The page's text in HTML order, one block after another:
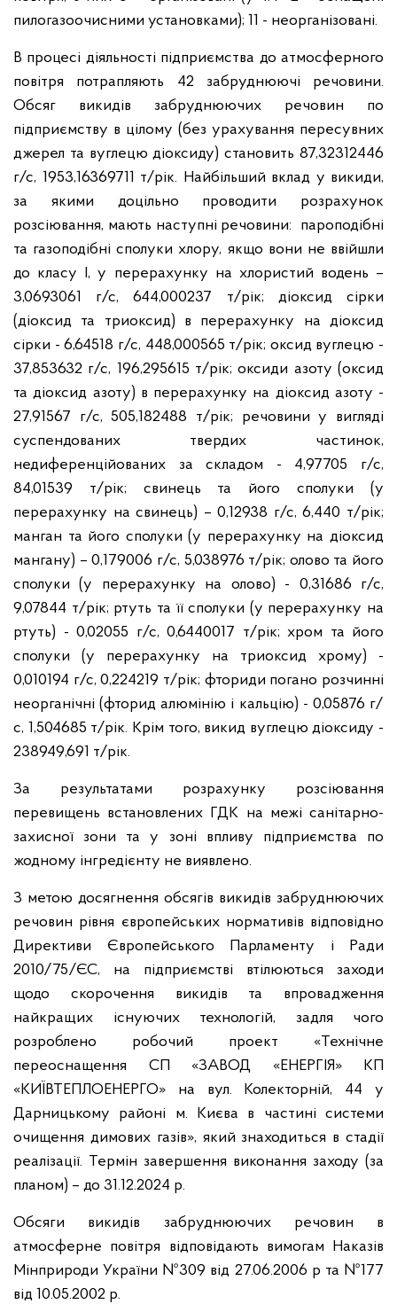
пилогазоочисними установками); 11 - неорганізовані.
В процесі діяльності підприємства до атмосферного
повітря потрапляють 42 забруднюючі речовини.
Обсяг викидів забруднюючих речовин по
підприємству в цілому (без урахування пересувних
джерел та вуглецю діоксиду) становить 87,32312446
г/с, 1953,16369711 т/рік. Найбільший вклад у викиди,
за якими доцільно проводити розрахунок
розсіювання, мають наступні речовини: пароподібні
та газоподібні сполуки хлору, якщо вони не ввійшли
до класу І, у перерахунку на хлористий водень –
3,0693061 г/с, 644,000237 т/рік; діоксид сірки
(діоксид та триоксид) в перерахунку на діоксид
сірки - 6,64518 г/с, 448,000565 т/рік; оксид вуглецю -
37,853632 г/с, 196,295615 т/рік; оксиди азоту (оксид
та діоксид азоту) в перерахунку на діоксид азоту -
27,91567 г/с, 505,182488 т/рік; речовини у вигляді
суспендованих твердих частинок,
недиференційованих за складом - 4,97705 г/с,
84,01539 т/рік; свинець та його сполуки (у
перерахунку на свинець) – 0,12938 г/с, 6,440 т/рік;
манган та його сполуки (у перерахунку на діоксид
мангану) – 0,179006 г/с, 5,038976 т/рік; олово та його
сполуки (у перерахунку на олово) - 0,31686 г/с,
9,07844 т/рік; ртуть та її сполуки (у перерахунку на
ртуть) - 0,02055 г/с, 0,6440017 т/рік; хром та його
сполуки (у перерахунку на триоксид хрому) -
0,010194 г/с, 0,224219 т/рік; фториди погано pозчинні
неоpганічні (фтоpид алюмінію і кальцію) - 0,05876 г/
с, 1,504685 т/рік. Крім того, викид вуглецю діоксиду -
238949,691 т/рік.
За результатами розрахунку розсіювання
перевищень встановлених ГДК на межі санітарно-
захисної зони та у зоні впливу підприємства по
жодному інгредієнту не виявлено.
З метою досягнення обсягів викидів забруднюючих
речовин рівня європейських нормативів відповідно
Директиви Європейського Парламенту і Ради
2010/75/ЄС, на підприємстві втілюються заходи
щодо скорочення викидів та впровадження
найкращих існуючих технологій, задля чого
розроблено робочий проект «Технічне
переоснащення СП «ЗАВОД «ЕНЕРГІЯ» КП
«КИЇВТЕПЛОЕНЕРГО» на вул. Колекторній, 44 у
Дарницькому районі м. Києва в частині системи
очищення димових газів», який знаходиться в стадії
реалізації. Термін завершення виконання заходу (за
планом) – до 31.12.2024 р.
Обсяги викидів забруднюючих речовин в
атмосферне повітря відповідають вимогам Наказів
Мінприроди України №309 від 27.06.2006 р та №177
від 10.05.2002 р.